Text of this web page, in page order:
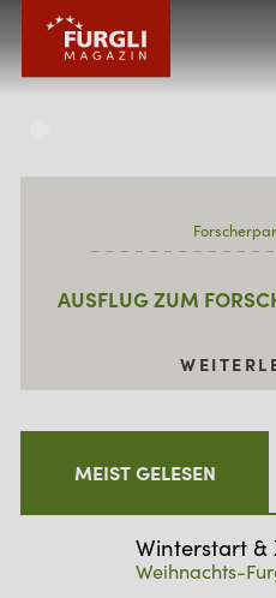
FAMILIENHOTEL
FURGLER
KINDER
AUSFLUG ZUM
MEIST GELESEN
Winterstart &
Weihnachts-